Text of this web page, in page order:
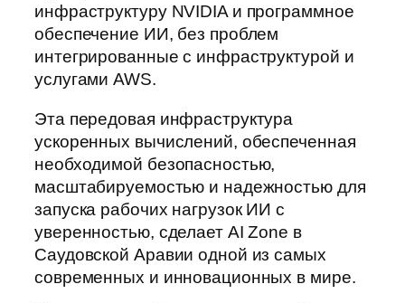
инфраструктуру NVIDIA и программное
обеспечение ИИ, без проблем
интегрированные с инфраструктурой и
услугами AWS.
Эта передовая инфраструктура
ускоренных вычислений, обеспеченная
необходимой безопасностью,
масштабируемостью и надежностью для
запуска рабочих нагрузок ИИ с
уверенностью, сделает AI Zone в
Саудовской Аравии одной из самых
современных и инновационных в мире.